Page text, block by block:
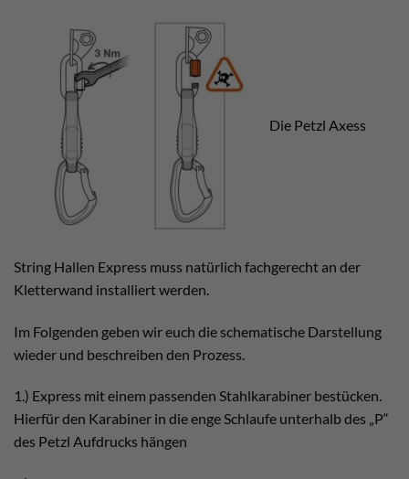
Die Petzl Axess
String Hallen Express muss natürlich fachgerecht an der
Kletterwand installiert werden.
Im Folgenden geben wir euch die schematische Darstellung
wieder und beschreiben den Prozess.
1.) Express mit einem passenden Stahlkarabiner bestücken.
Hierfür den Karabiner in die enge Schlaufe unterhalb des „P“
des Petzl Aufdrucks hängen